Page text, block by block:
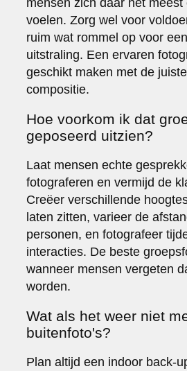
voelen. Zorg wel voor
ruim wat rommel op voor
uitstraling. Een ervaren
geschikt maken met de
compositie.
Hoe voorkom ik dat
geposeerd uitzien?
Laat mensen echte
fotograferen en vermijd de
Creëer verschillende
laten zitten, varieer de
personen, en fotografeer
interacties. De beste
wanneer mensen vergeten
worden.
Wat als het weer niet
buitenfoto's?
Plan altijd een indoor back-